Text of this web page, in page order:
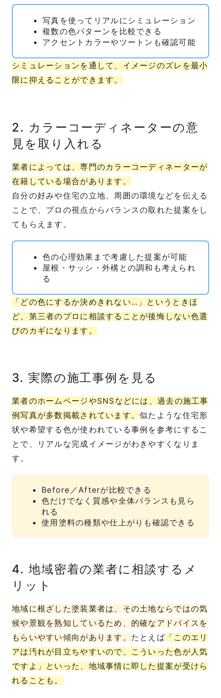
写真を使ってリアルにシミュレーション
複数の色パターンを比較できる
アクセントカラーやツートンも確認可能
シミュレーションを通して、イメージのズレを最小
限に抑えることができます。
2. カラーコーディネーターの意
見を取り入れる
業者によっては、専門のカラーコーディネーターが
在籍している場合があります。
自分の好みや住宅の立地、周囲の環境などを伝える
ことで、プロの視点からバランスの取れた提案をし
てもらえます。
色の心理効果まで考慮した提案が可能
屋根・サッシ・外構との調和も考えられ
る
「どの色にするか決めきれない…」というときほ
ど、第三者のプロに相談することが後悔しない色選
びのカギになります。
3. 実際の施工事例を見る
業者のホームページやSNSなどには、過去の施工事
例写真が多数掲載されています。似たような住宅形
状や希望する色が使われている事例を参考にするこ
とで、リアルな完成イメージがわきやすくなりま
す。
Before／Afterが比較できる
色だけでなく質感や全体バランスも見ら
れる
使用塗料の種類や仕上がりも確認できる
4. 地域密着の業者に相談するメ
リット
地域に根ざした塗装業者は、その土地ならではの気
候や景観を熟知しているため、的確なアドバイスを
もらいやすい傾向があります。 たとえば 「このエリ
アは汚れが目立ちやすいので、こういった色が人気
ですよ」といった、地域事情に即した提案が受けら
れることも。